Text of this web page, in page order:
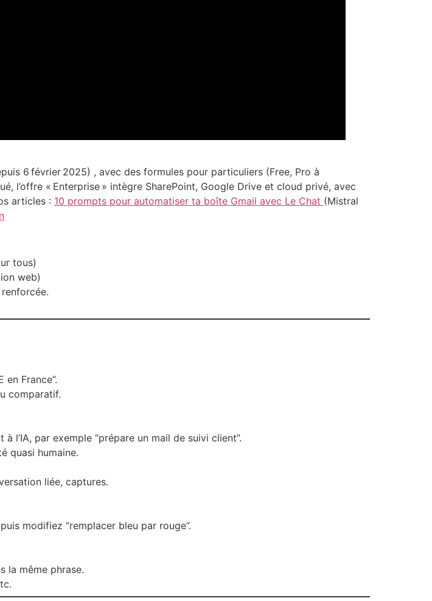
6 février 2025) , avec des formules pour particuliers (Free, Pro à
l’offre « Enterprise » intègre SharePoint, Google Drive et cloud privé, avec
articles : 10 prompts pour automatiser ta boîte Gmail avec Le Chat (Mistral
tous)
web)
en France”.
comparatif.
l’IA, par exemple “prépare un mail de suivi client”.
quasi humaine.
liée, captures.
modifiez “remplacer bleu par rouge”.
la même phrase.